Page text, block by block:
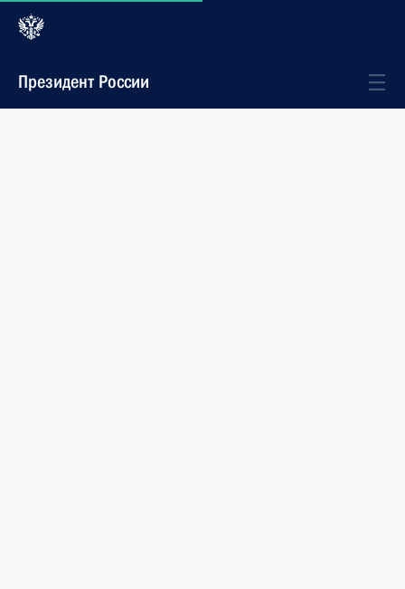
Президент России